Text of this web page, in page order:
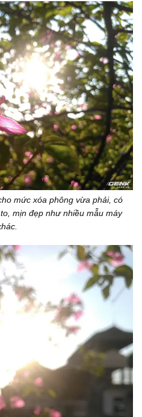
mức xóa phông vừa phải, có
mịn đẹp như nhiều mẫu máy